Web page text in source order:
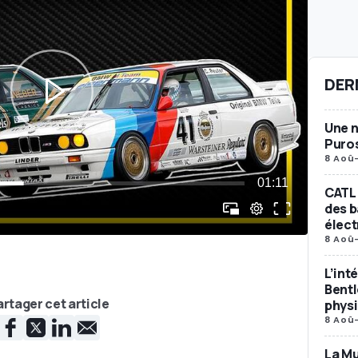
cet article
Une
8 Aoû
des
8 Aoû
8 Aoû
La